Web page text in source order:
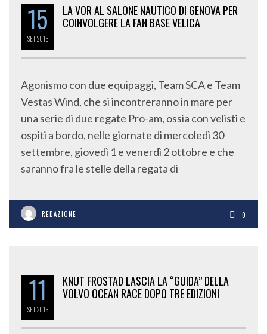
15
SET2015
LA VOR AL SALONE NAUTICO DI GENOVA PER
COINVOLGERE LA FAN BASE VELICA
Agonismo con due equipaggi, Team SCA e Team
Vestas Wind, che si incontreranno in mare per
una serie di due regate Pro-am, ossia con velisti e
ospiti a bordo, nelle giornate di mercoledì 30
settembre, giovedì 1 e venerdì 2 ottobre e che
saranno fra le stelle della regata di
REDAZIONE 0
11
SET2015
KNUT FROSTAD LASCIA LA “GUIDA” DELLA
VOLVO OCEAN RACE DOPO TRE EDIZIONI